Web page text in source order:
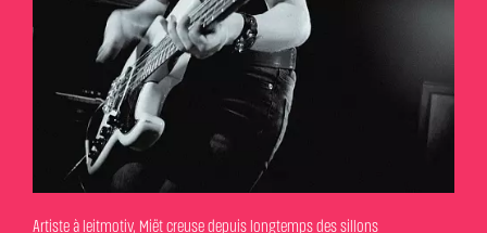
Artiste à leitmotiv, Miët creuse depuis longtemps des sillons